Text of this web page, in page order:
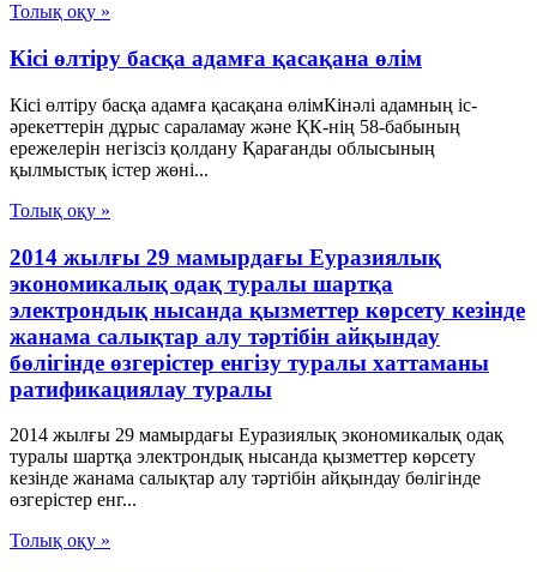
Толық оқу »
Кісі өлтіру басқа адамға қасақана өлім
Кісі өлтіру басқа адамға қасақана өлімКінәлі адамның іс-
әрекеттерін дұрыс сараламау және ҚК-нің 58-бабының
ережелерін негізсіз қолдану Қарағанды облысының
қылмыстық істер жөні...
Толық оқу »
2014 жылғы 29 мамырдағы Еуразиялық
экономикалық одақ туралы шартқа
электрондық нысанда қызметтер көрсету кезінде
жанама салықтар алу тәртібін айқындау
бөлігінде өзгерістер енгізу туралы хаттаманы
ратификациялау туралы
2014 жылғы 29 мамырдағы Еуразиялық экономикалық одақ
туралы шартқа электрондық нысанда қызметтер көрсету
кезінде жанама салықтар алу тәртібін айқындау бөлігінде
өзгерістер енг...
Толық оқу »